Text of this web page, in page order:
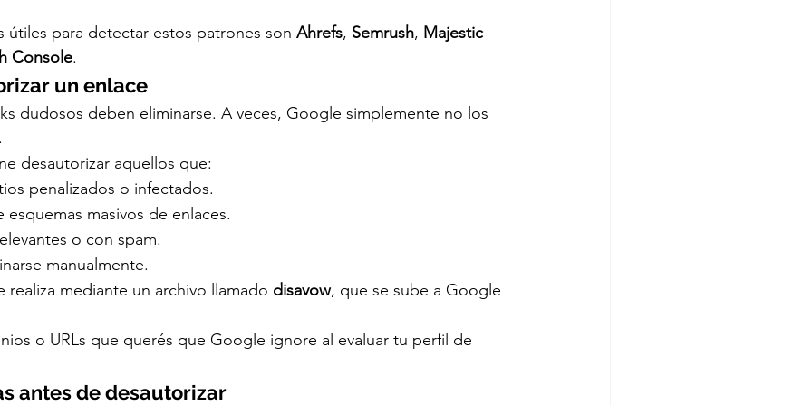
útiles para detectar estos patrones son Ahrefs, Semrush, Majestic
Console.
un enlace
dudosos deben eliminarse. A veces, Google simplemente no los
desautorizar aquellos que:
penalizados o infectados.
masivos de enlaces.
o con spam.
manualmente.
realiza mediante un archivo llamado disavow, que se sube a Google
o URLs que querés que Google ignore al evaluar tu perfil de
antes de desautorizar